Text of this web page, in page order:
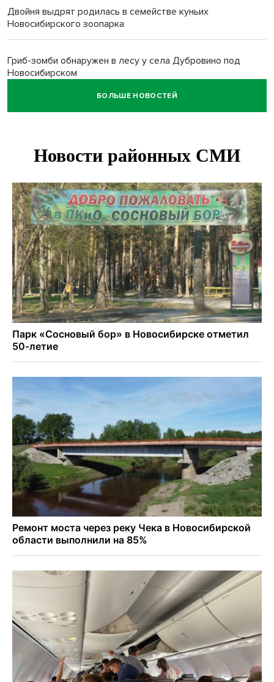
Двойня выдрят родилась в семействе куньих
Новосибирского зоопарка
Гриб-зомби обнаружен в лесу у села Дубровино под
Новосибирском
ХК «Сибирь» подписал контракт с обладателем Кубка
Отправил инвалида на СВО и получил его «посмертные»
Андрей Травников поздравил новосибирцев с
юбилейным Днем строителя
Ученики новосибирского лицея победили в
Международной олимпиаде по ИИ
БОЛЬШЕ НОВОСТЕЙ